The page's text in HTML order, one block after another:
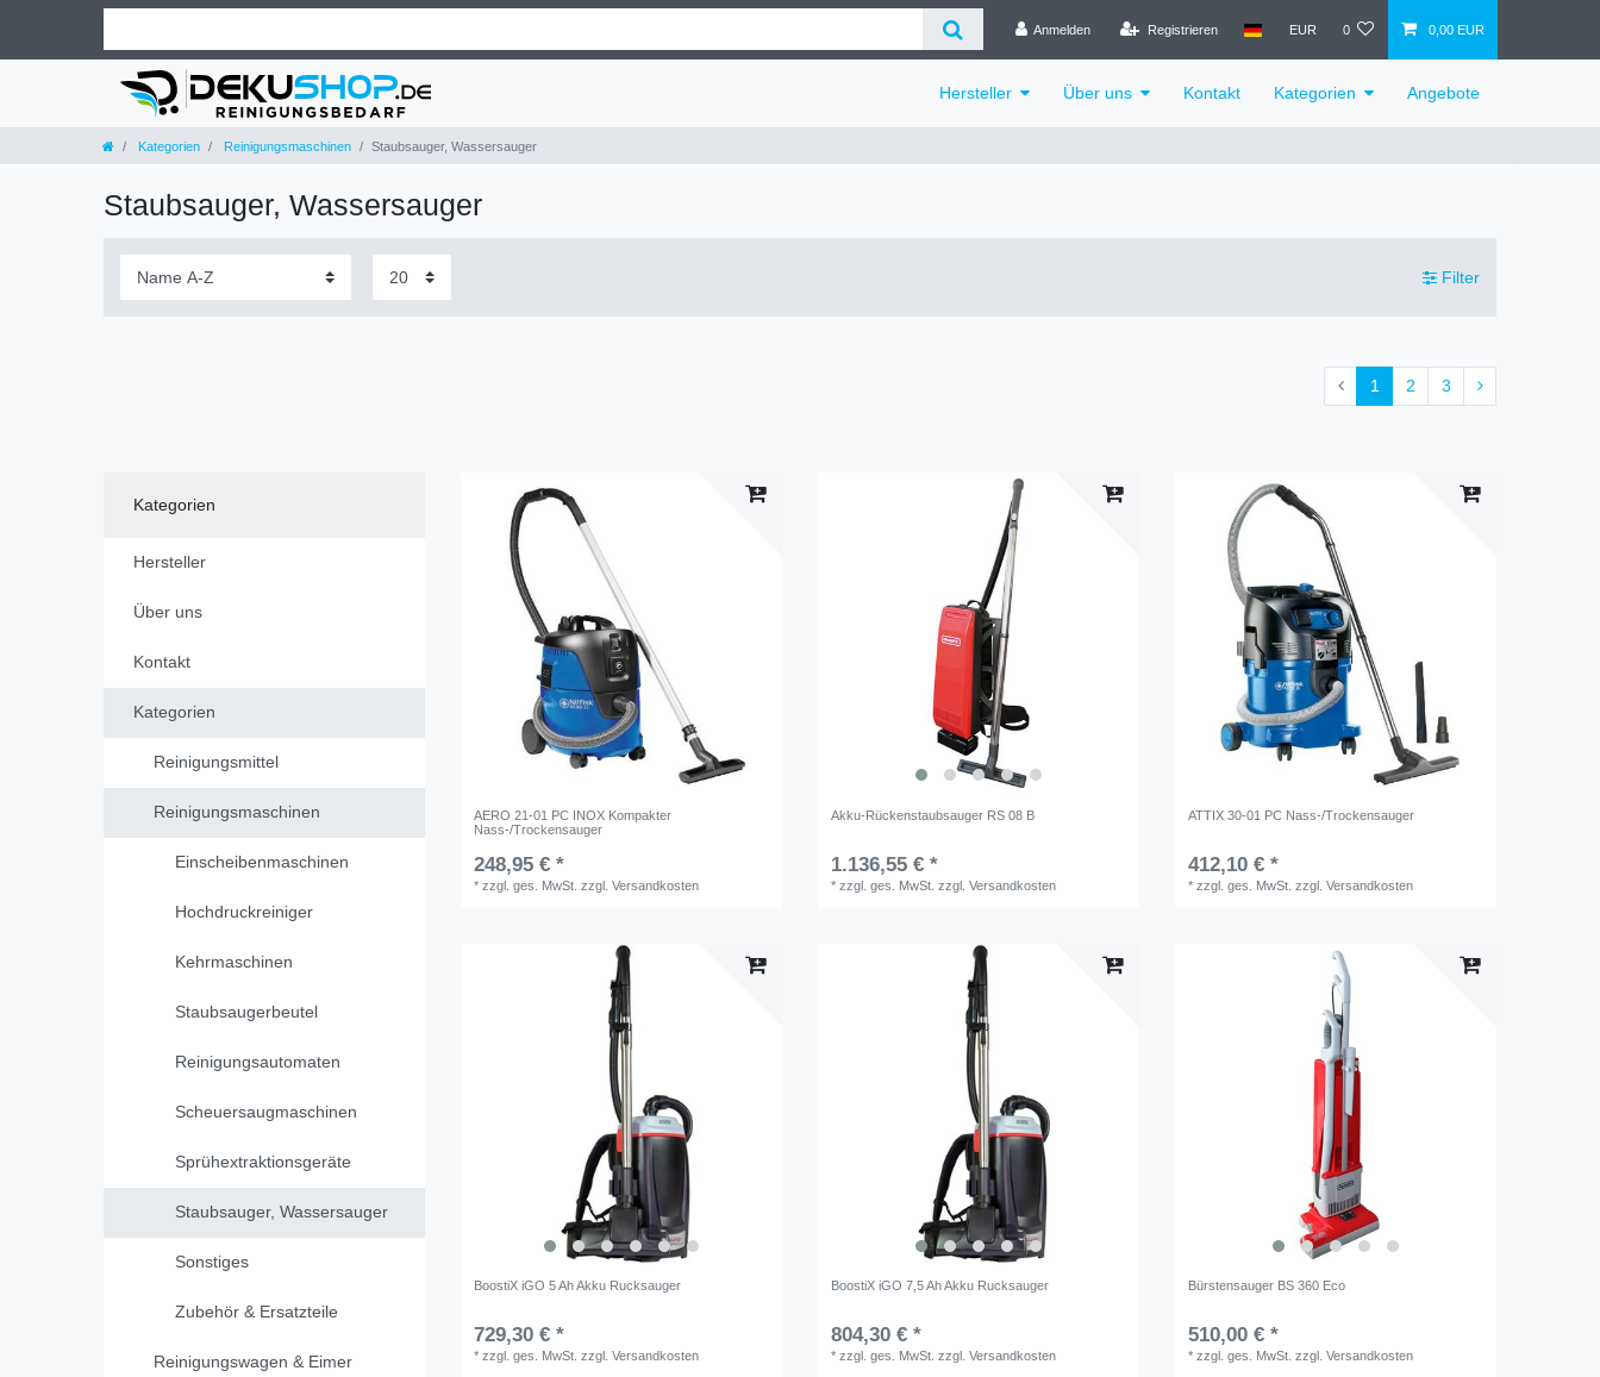
Anmelden Registrieren EUR 0 0,00 EUR
Hersteller Über uns Kontakt Kategorien Angebote
Kategorien Reinigungsmaschinen Staubsauger, Wassersauger
Staubsauger, Wassersauger
Filter
1 2 3
Kategorien
Hersteller
Über uns
Kontakt
Kategorien
Reinigungsmittel
Reinigungsmaschinen
Einscheibenmaschinen
Hochdruckreiniger
Kehrmaschinen
Staubsaugerbeutel
Reinigungsautomaten
Scheuersaugmaschinen
Sprühextraktionsgeräte
Staubsauger, Wassersauger
Sonstiges
Zubehör & Ersatzteile
Reinigungswagen & Eimer
AERO 21-01 PC INOX Kompakter
Nass-/Trockensauger
248,95 € *
*zzgl. ges. MwSt. zzgl.Versandkosten
Akku-Rückenstaubsauger RS 08 B
1.136,55 € *
*zzgl. ges. MwSt. zzgl.Versandkosten
ATTIX 30-01 PC Nass-/Trockensauger
412,10 € *
*zzgl. ges. MwSt. zzgl.Versandkosten
BoostiX iGO 5 Ah Akku Rucksauger
729,30 € *
*zzgl. ges. MwSt. zzgl.Versandkosten
BoostiX iGO 7,5 Ah Akku Rucksauger
804,30 € *
*zzgl. ges. MwSt. zzgl.Versandkosten
Bürstensauger BS 360 Eco
510,00 € *
*zzgl. ges. MwSt. zzgl.Versandkosten